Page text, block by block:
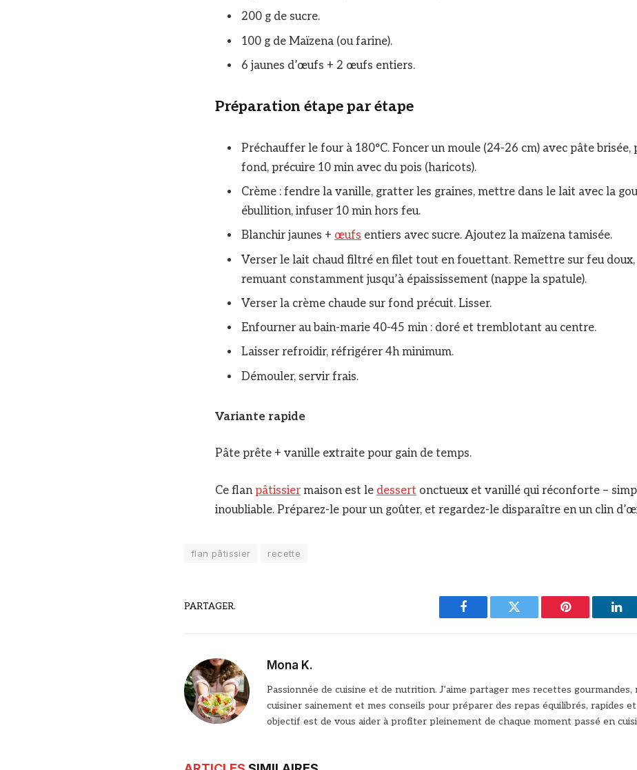
200 g de sucre.
100 g de Maïzena (ou farine).
6 jaunes d’œufs + 2 œufs entiers.
Préparation étape par étape
Préchauffer le four à 180°C. Foncer un moule (24-26 cm) avec pâte brisée,
fond, précuire 10 min avec du pois (haricots).
Crème : fendre la vanille, gratter les graines, mettre dans le lait avec la
ébullition, infuser 10 min hors feu.
Blanchir jaunes + œufs entiers avec sucre. Ajoutez la maïzena tamisée.
Verser le lait chaud filtré en filet tout en fouettant. Remettre sur feu doux,
remuant constamment jusqu’à épaississement (nappe la spatule).
Verser la crème chaude sur fond précuit. Lisser.
Enfourner au bain-marie 40-45 min : doré et tremblotant au centre.
Laisser refroidir, réfrigérer 4h minimum.
Démouler, servir frais.
Variante rapide
Pâte prête + vanille extraite pour gain de temps.
Ce flanpâtissier maison est le dessert onctueux et vanillé qui réconforte –
inoubliable. Préparez-le pour un goûter, et regardez-le disparaître en un clin
flan pâtissier recette
PARTAGER.
Facebook Twitter Pinterest
Mona K.
Passionnée de cuisine et de nutrition. J’aime partager mes recettes gourmandes,
cuisiner sainement et mes conseils pour préparer des repas équilibrés, rapides
objectif est de vous aider à profiter pleinement de chaque moment passé en